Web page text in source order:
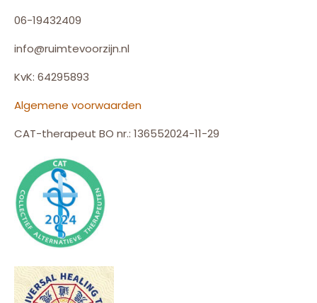
06-19432409
info@ruimtevoorzijn.nl
KvK: 64295893
Algemene voorwaarden
CAT-therapeut BO nr.: 136552024-11-29